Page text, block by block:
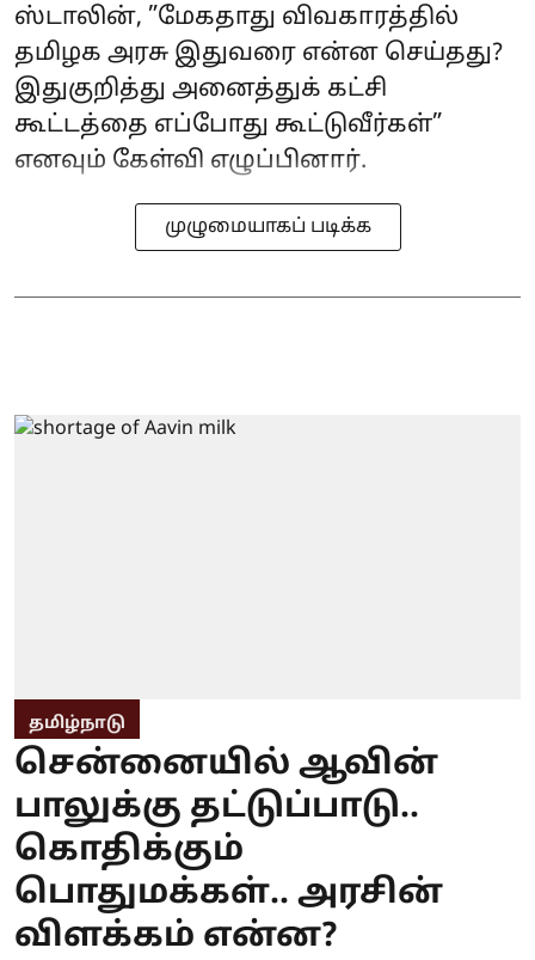
ஸ்டாலின், ”மேகதாது விவகாரத்தில்
தமிழக அரசு இதுவரை என்ன செய்தது?
இதுகுறித்து அனைத்துக் கட்சி
கூட்டத்தை எப்போது கூட்டுவீர்கள்”
எனவும் கேள்வி எழுப்பினார்.
முழுமையாகப் படிக்க
தமிழ்நாடு
சென்னையில் ஆவின்
பாலுக்கு தட்டுப்பாடு..
கொதிக்கும்
பொதுமக்கள்.. அரசின்
விளக்கம் என்ன?